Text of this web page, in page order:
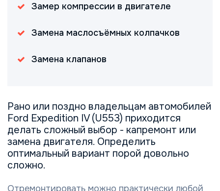
Рано или поздно владельцам автомобилей
Ford Expedition IV (U553) приходится
делать сложный выбор - капремонт или
замена двигателя. Определить
оптимальный вариант порой довольно
сложно.
Отремонтировать можно практически любой
Замер компрессии в двигателе
Замена маслосъёмных колпачков
Замена клапанов